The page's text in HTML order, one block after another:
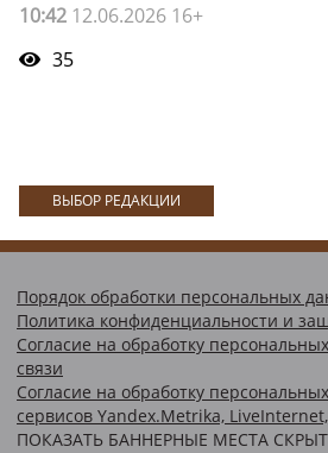
10:42 12.06.2026 16+
35
ВЫБОР РЕДАКЦИИ
Порядок обработки персональных
Политика конфиденциальности и
Согласие на обработку
связи
Согласие на обработку
сервисов Yandex.Metrika,
ПОКАЗАТЬ БАННЕРНЫЕ МЕСТА